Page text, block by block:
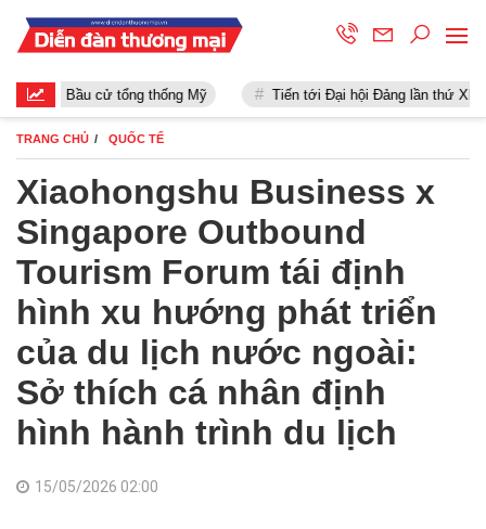
Bầu cử tổng thống Mỹ Tiến tới Đại hội Đảng lần thứ XIII
TRANG CHỦ QUỐC TẾ
Xiaohongshu Business x
Singapore Outbound
Tourism Forum tái định
hình xu hướng phát triển
của du lịch nước ngoài:
Sở thích cá nhân định
hình hành trình du lịch
15/05/2026 02:00